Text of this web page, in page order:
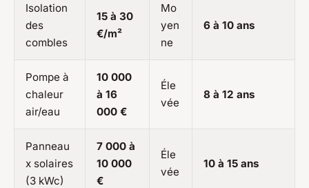
Isolation
des
combles
15 à 30
€/m²
Mo
yen
ne
6 à 10 ans
Pompe à
chaleur
air/eau
10 000
à 16
000 €
Éle
vée
8 à 12 ans
Panneau
x solaires
(3 kWc)
7 000 à
10 000
€
Éle
vée
10 à 15 ans